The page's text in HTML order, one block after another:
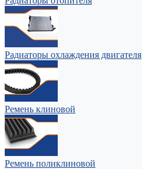
Радиаторы охлаждения двигателя
Ремень клиновой
Ремень поликлиновой